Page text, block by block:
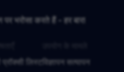
पर भरोसा करते हैं - हर बार!
प्रॉक्सी लिस्ट विज्ञापन सत्यापन